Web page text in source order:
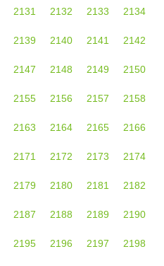
2131 2132 2133 2134
2139 2140 2141 2142
2147 2148 2149 2150
2155 2156 2157 2158
2163 2164 2165 2166
2171 2172 2173 2174
2179 2180 2181 2182
2187 2188 2189 2190
2195 2196 2197 2198